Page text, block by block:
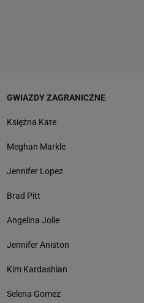
GWIAZDY ZAGRANICZNE
Księżna Kate
Meghan Markle
Jennifer Lopez
Brad Pitt
Angelina Jolie
Jennifer Aniston
Kim Kardashian
Selena Gomez